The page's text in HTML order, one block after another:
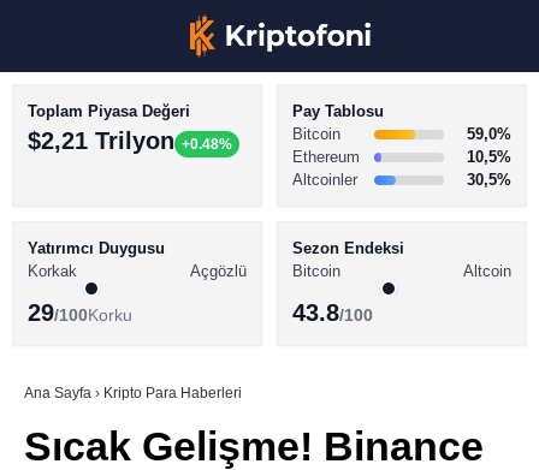
Youtube
BİTCOİN HABERLERİ
ALTCOİN HABERLERİ
SÖZLÜK
Toplam Piyasa Değeri
$2,21 Trilyon +0.48%
Pay Tablosu
Bitcoin
59,0%
Ethereum
10,5%
Altcoinler
30,5%
Yatırımcı Duygusu
Korkak
Açgözlü
29/100Korku
Sezon Endeksi
Bitcoin
Altcoin
43.8/100
Ana Sayfa › Kripto Para Haberleri
Sıcak Gelişme! Binance